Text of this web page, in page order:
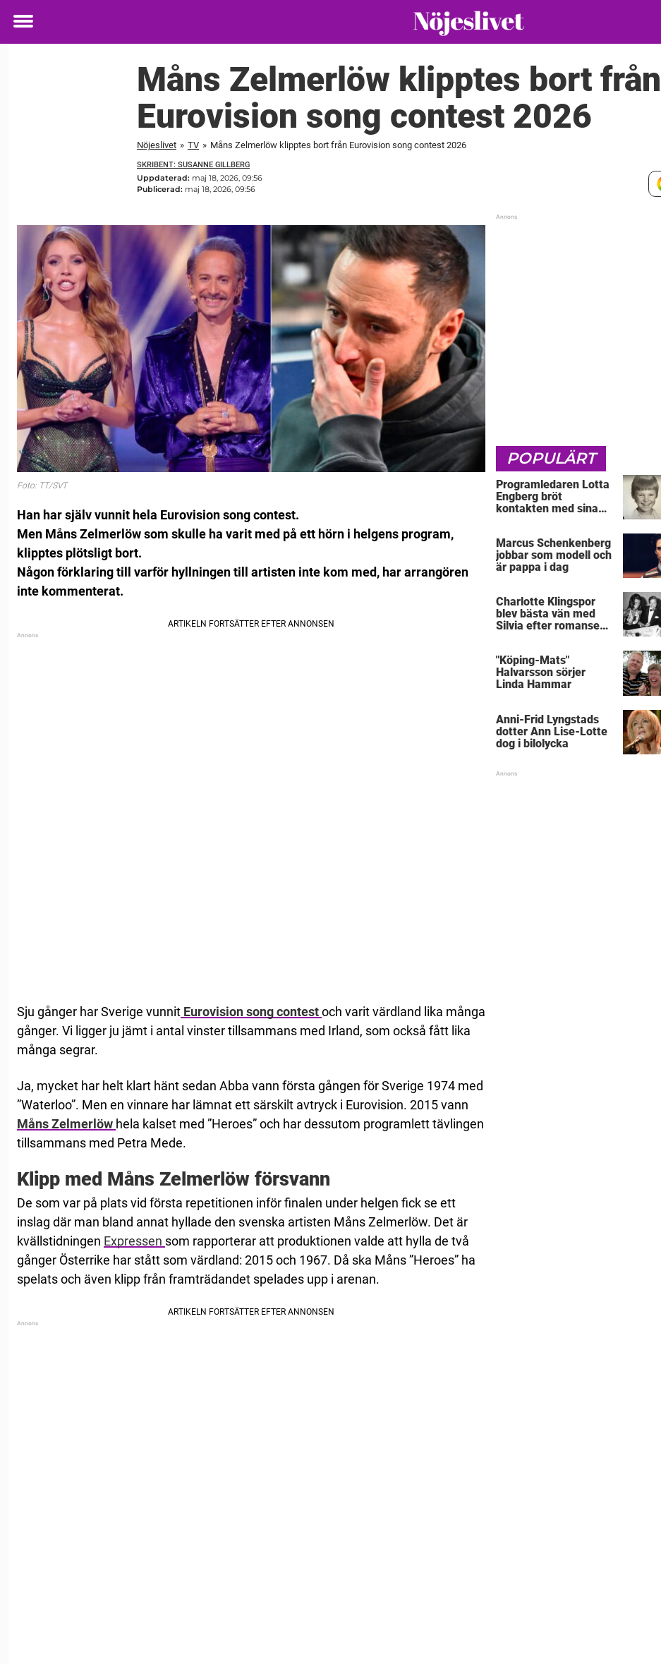
Toggle
Måns Zelmerlöw klipptes bort från
Eurovision song contest 2026
Nöjeslivet » TV » Måns Zelmerlöw klipptes bort från Eurovision song contest 2026
SKRIBENT: SUSANNE GILLBERG
Uppdaterad: maj 18, 2026, 09:56
Publicerad: maj 18, 2026, 09:56
Foto: TT/SVT
Han har själv vunnit hela Eurovision song contest.
Men Måns Zelmerlöw som skulle ha varit med på ett hörn i helgens program,
klipptes plötsligt bort.
Någon förklaring till varför hyllningen till artisten inte kom med, har arrangören
inte kommenterat.
Sju gånger har Sverige vunnit Eurovision song contestoch varit värdland lika många
gånger. Vi ligger ju jämt i antal vinster tillsammans med Irland, som också fått lika
många segrar.
Ja, mycket har helt klart hänt sedan Abba vann första gången för Sverige 1974 med
”Waterloo”. Men en vinnare har lämnat ett särskilt avtryck i Eurovision. 2015 vann
Måns Zelmerlöw hela kalset med ”Heroes” och har dessutom programlett tävlingen
tillsammans med Petra Mede.
Klipp med Måns Zelmerlöw försvann
De som var på plats vid första repetitionen inför finalen under helgen fick se ett
inslag där man bland annat hyllade den svenska artisten Måns Zelmerlöw. Det är
kvällstidningen Expressen som rapporterar att produktionen valde att hylla de två
gånger Österrike har stått som värdland: 2015 och 1967. Då ska Måns ”Heroes” ha
spelats och även klipp från framträdandet spelades upp i arenan.
POPULÄRT
Programledaren Lotta
Engberg bröt
kontakten med sina
Marcus Schenkenberg
jobbar som modell och
är pappa i dag
Charlotte Klingspor
blev bästa vän med
Silvia efter romansen
"Köping-Mats"
Halvarsson sörjer
Linda Hammar
Anni-Frid Lyngstads
dotter Ann Lise-Lotte
dog i bilolycka